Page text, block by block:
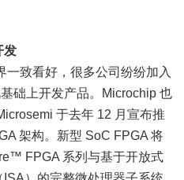
发
一致看好，很多公司纷纷加入
础上开发产品。Microchip 也
于去年 12 月宣布推
架构。新型 SoC FPGA 将
FPGA 系列与基于开放式